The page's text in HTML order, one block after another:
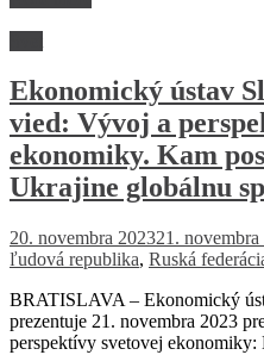
Ekonomický ústav
vied: Vývoj a
ekonomiky. Kam
Ukrajine globálnu
20. novembra 202321. novembra
ľudová republika, Ruská
BRATISLAVA – Ekonomický
prezentuje 21. novembra 2023
perspektívy svetovej ekonomiky: